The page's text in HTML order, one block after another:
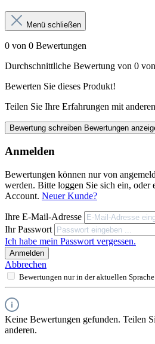
Menü schließen
0 von 0 Bewertungen
Durchschnittliche Bewertung von 0
Bewerten Sie dieses Produkt!
Teilen Sie Ihre Erfahrungen mit
Bewertung schreiben Bewertungen
Anmelden
Bewertungen können nur von
werden. Bitte loggen Sie sich ein, oder
Account. Neuer Kunde?
Ihre E-Mail-Adresse
Ihr Passwort
Ich habe mein Passwort vergessen.
Anmelden
Abbrechen
Bewertungen nur in der aktuellen
Keine Bewertungen gefunden. Teilen
anderen.